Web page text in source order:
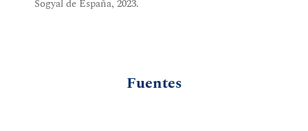
Sogyal de España, 2023.
Fuentes